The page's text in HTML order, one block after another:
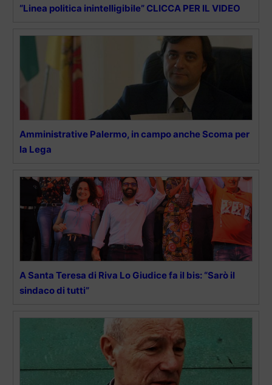
“Linea politica inintelligibile” CLICCA PER IL VIDEO
Amministrative Palermo, in campo anche Scoma per
la Lega
A Santa Teresa di Riva Lo Giudice fa il bis: “Sarò il
sindaco di tutti”